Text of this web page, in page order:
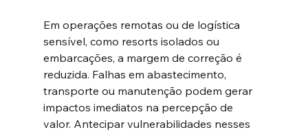
Em operações remotas ou de logística
sensível, como resorts isolados ou
embarcações, a margem de correção é
reduzida. Falhas em abastecimento,
transporte ou manutenção podem gerar
impactos imediatos na percepção de
valor. Antecipar vulnerabilidades nesses